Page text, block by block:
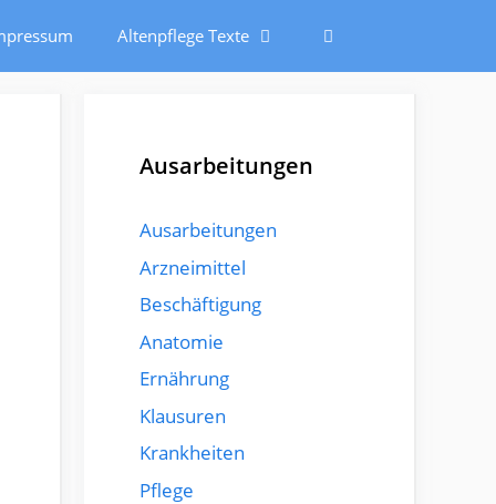
Altenpflege Texte
Ausarbeitungen
Ausarbeitungen
Arzneimittel
Beschäftigung
Anatomie
Ernährung
Klausuren
Krankheiten
Pflege